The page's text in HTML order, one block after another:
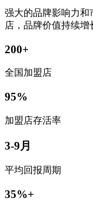
强大的品牌影响力和
店，品牌价值持续增
200+
全国加盟店
95%
加盟店存活率
3-9月
平均回报周期
35%+